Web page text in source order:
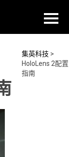
集英科技 >
HoloLens 2配置
指南